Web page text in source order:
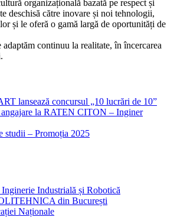
organizațională bazată pe respect și
deschisă către inovare și noi tehnologii,
și le oferă o gamă largă de oportunități de
continuu la realitate, în încercarea
lansează concursul „10 lucrări de 10”
angajare la RATEN CITON – Inginer
studii – Promoția 2025
Industrială și Robotică
din București
Naționale